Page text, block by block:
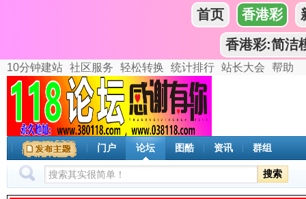
首页 香港彩
香港彩:简洁
10分钟建站 社区服务 轻松转换 统计排行 站长大会 帮助
门户 论坛 图酷 资讯 群组
搜索